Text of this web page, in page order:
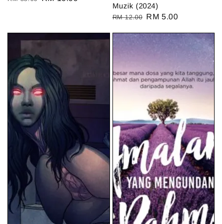
Muzik (2024)
Regular
RM 12.00 Sale
RM 5.00